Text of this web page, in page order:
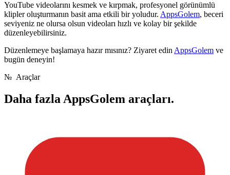
YouTube videolarını kesmek ve kırpmak, profesyonel görünümlü
klipler oluşturmanın basit ama etkili bir yoludur. AppsGolem, beceri
seviyeniz ne olursa olsun videoları hızlı ve kolay bir şekilde
düzenleyebilirsiniz.
Düzenlemeye başlamaya hazır mısınız? Ziyaret edin AppsGolem ve
bugün deneyin!
№ Araçlar
Daha fazlaAppsGolem araçları.